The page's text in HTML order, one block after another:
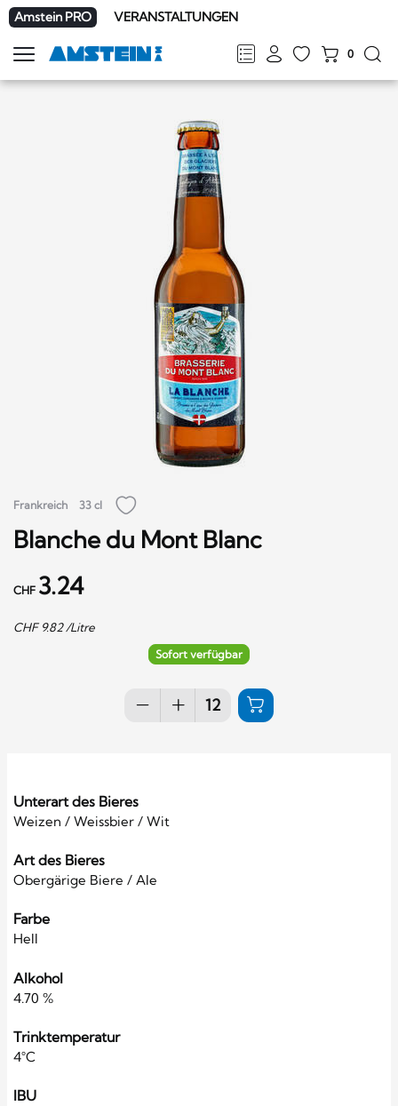
Amstein PRO VERANSTALTUNGEN
FRDEENIT
0
Navigation
zeigen
Frankreich 33 cl
Blanche du Mont Blanc
CHF 3.24
CHF 9.82/Litre
Sofort verfügbar
Unterart des Bieres
Weizen / Weissbier / Wit
Art des Bieres
Obergärige Biere / Ale
Farbe
Hell
Alkohol
4.70 %
Trinktemperatur
4°C
IBU